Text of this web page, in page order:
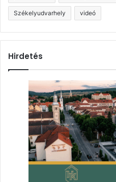
Székelyudvarhely videó
Hirdetés